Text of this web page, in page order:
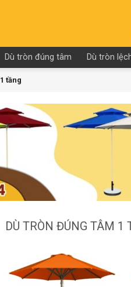
Dù tròn đúng tâm Dù tròn
tầng
DÙ TRÒN ĐÚNG TÂM 1